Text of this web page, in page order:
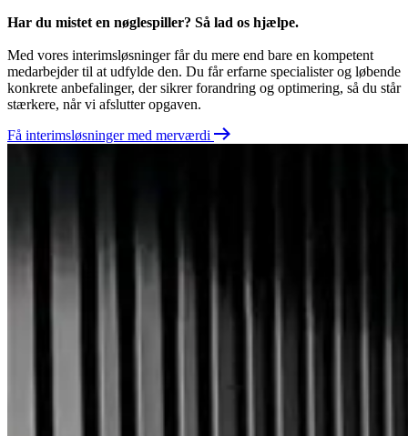
Har du mistet en nøglespiller? Så lad os hjælpe.
Med vores interimsløsninger får du mere end bare en kompetent
medarbejder til at udfylde den. Du får erfarne specialister og løbende
konkrete anbefalinger, der sikrer forandring og optimering, så du står
stærkere, når vi afslutter opgaven.
Få interimsløsninger med merværdi